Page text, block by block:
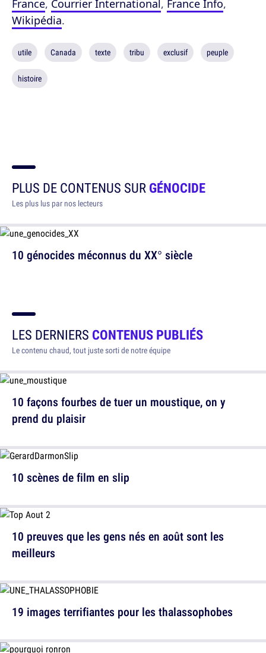
France, Courrier International , France Info,
Wikipédia.
utile Canada texte tribu exclusif peuple
histoire
PLUS DE CONTENUS SURGÉNOCIDE
Les plus lus par nos lecteurs
10 génocides méconnus du XX° siècle
LES DERNIERS CONTENUS PUBLIÉS
Le contenu chaud, tout juste sorti de notre équipe
10 façons fourbes de tuer un moustique, on y
prend du plaisir
10 preuves que les gens nés en août sont les
meilleurs
10 scènes de film en slip
19 images terrifiantes pour les thalassophobes